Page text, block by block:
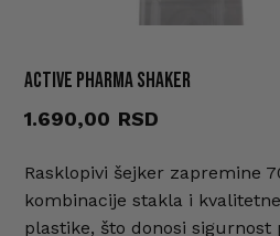
Active Pharma Shaker
1.690,00
Rasklopivi šejker zapremine
kombinacije stakla i
plastike, što donosi sigurnost
Ime*
E-pošta *